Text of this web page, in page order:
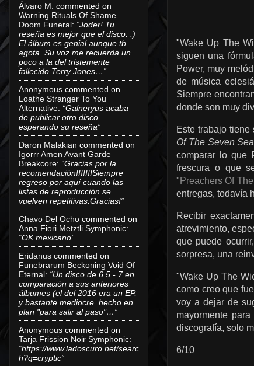
"Wake Up The
siguen una
Power, muy
de música
Siempre
donde son muy
Este trabajo
Of The Seven
comparar lo que
frescura o que
"Preachers Of
entregas, todavía
Recibir
atrevimiento,
que puede
sorpresa, una
"Wake Up The
como creo que
voy a dejar de
mayormente
discografía, solo
6/10
Álvaro M. commented on
Warning Rituals Of Shame
Doom Funeral: “Joder! Tu
reseña es mejor que el disco. :)
El álbum es genial aunque tb
agota. Su voz me recuerda un
poco a la del tristemente
fallecido Terry Jones…”
Anonymous commented on
Loathe Stranger To You
Alternative: “Galneryus acaba
de publicar otro disco,
esperando su reseña”
Daron Malakian commented on
Igorrr Amen Avant Garde
Breakcore: “Gracias por la
recomendación!!!!!!!Siempre
regreso por aquí cuando las
listas de reproducción se
vuelven repetitivas.Gracias!”
Chavo Del Ocho commented on
Anna Fiori Metztli Symphonic:
“OK mexicano”
Eridanus commented on
Funebrarum Beckoning Void Of
Eternal: “Un disco de 6.5 - 7 en
comparación a sus anteriores
álbumes (el del 2016 era un EP,
y bastante mediocre, hecho en
plan "para salir al paso"…”
Anonymous commented on
Tarja Frission Noir Symphonic:
“https://www.ladoscuro.net/searc
h?q=cryptic”